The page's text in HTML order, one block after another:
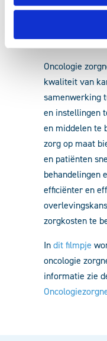
dat de zorg
zorg in het
Oncologie
kwaliteit van
samenwerking
en instellingen
en middelen te
zorg op maat
en patiënten
behandelingen
efficiënter en
zorgkosten te
Indit filmpje
oncologie
informatie zie